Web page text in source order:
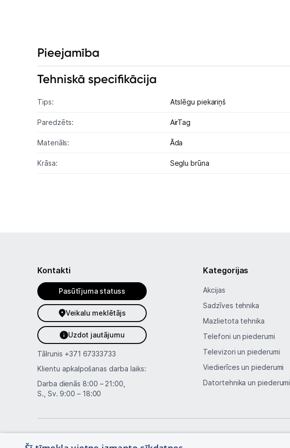
Uzņēmumiem
Pieejamība
Tehniskā specifikācija
Tips: Atslēgu piekariņš
Paredzēts: AirTag
Materiāls: Āda
Krāsa: Seglu brūna
Kontakti
Pasūtījuma statuss
Veikalu meklētājs
Uzdot jautājumu
Tālrunis +371 67333733
Klientu apkalpošanas darba laiks:
Darba dienās 8:00 – 21:00,
S., Sv. 9:00 – 18:00
Kategorijas
Akcijas
Sadzīves tehnika
Mazlietota tehnika
Telefoni un piederumi
Televizori un piederumi
Viedierīces un piederumi
Datortehnika un piederumi